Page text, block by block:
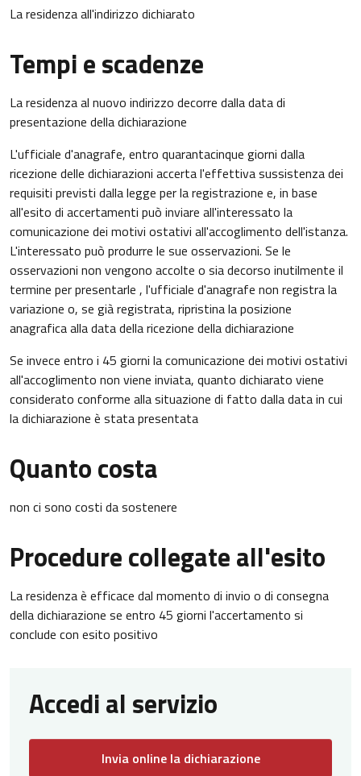
La residenza all'indirizzo dichiarato
Tempi e scadenze
La residenza al nuovo indirizzo decorre dalla data di
presentazione della dichiarazione
L'ufficiale d'anagrafe, entro quarantacinque giorni dalla
ricezione delle dichiarazioni accerta l'effettiva sussistenza dei
requisiti previsti dalla legge per la registrazione e, in base
all'esito di accertamenti può inviare all'interessato la
comunicazione dei motivi ostativi all'accoglimento dell'istanza.
L'interessato può produrre le sue osservazioni. Se le
osservazioni non vengono accolte o sia decorso inutilmente il
termine per presentarle , l'ufficiale d'anagrafe non registra la
variazione o, se già registrata, ripristina la posizione
anagrafica alla data della ricezione della dichiarazione
Se invece entro i 45 giorni la comunicazione dei motivi ostativi
all'accoglimento non viene inviata, quanto dichiarato viene
considerato conforme alla situazione di fatto dalla data in cui
la dichiarazione è stata presentata
Quanto costa
non ci sono costi da sostenere
Procedure collegate all'esito
La residenza è efficace dal momento di invio o di consegna
della dichiarazione se entro 45 giorni l'accertamento si
conclude con esito positivo
Accedi al servizio
Invia online la dichiarazione